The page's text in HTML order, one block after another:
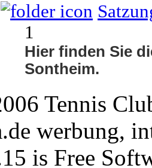
1
Hier finden Sie
Sontheim.
Tennis
werbung,
is Free